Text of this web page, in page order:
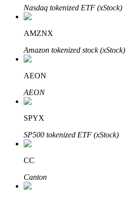
Bitruści Partnerzy
Nasdaq tokenized ETF (xStock)
AMZNX
Amazon tokenized stock (xStock)
AEON
AEON
SPYX
SP500 tokenized ETF (xStock)
CC
Canton